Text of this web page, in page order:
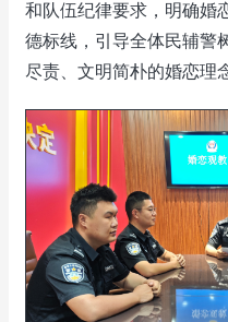
和队伍纪律要求，明确婚
德标线，引导全体民辅警
尽责、文明简朴的婚恋理